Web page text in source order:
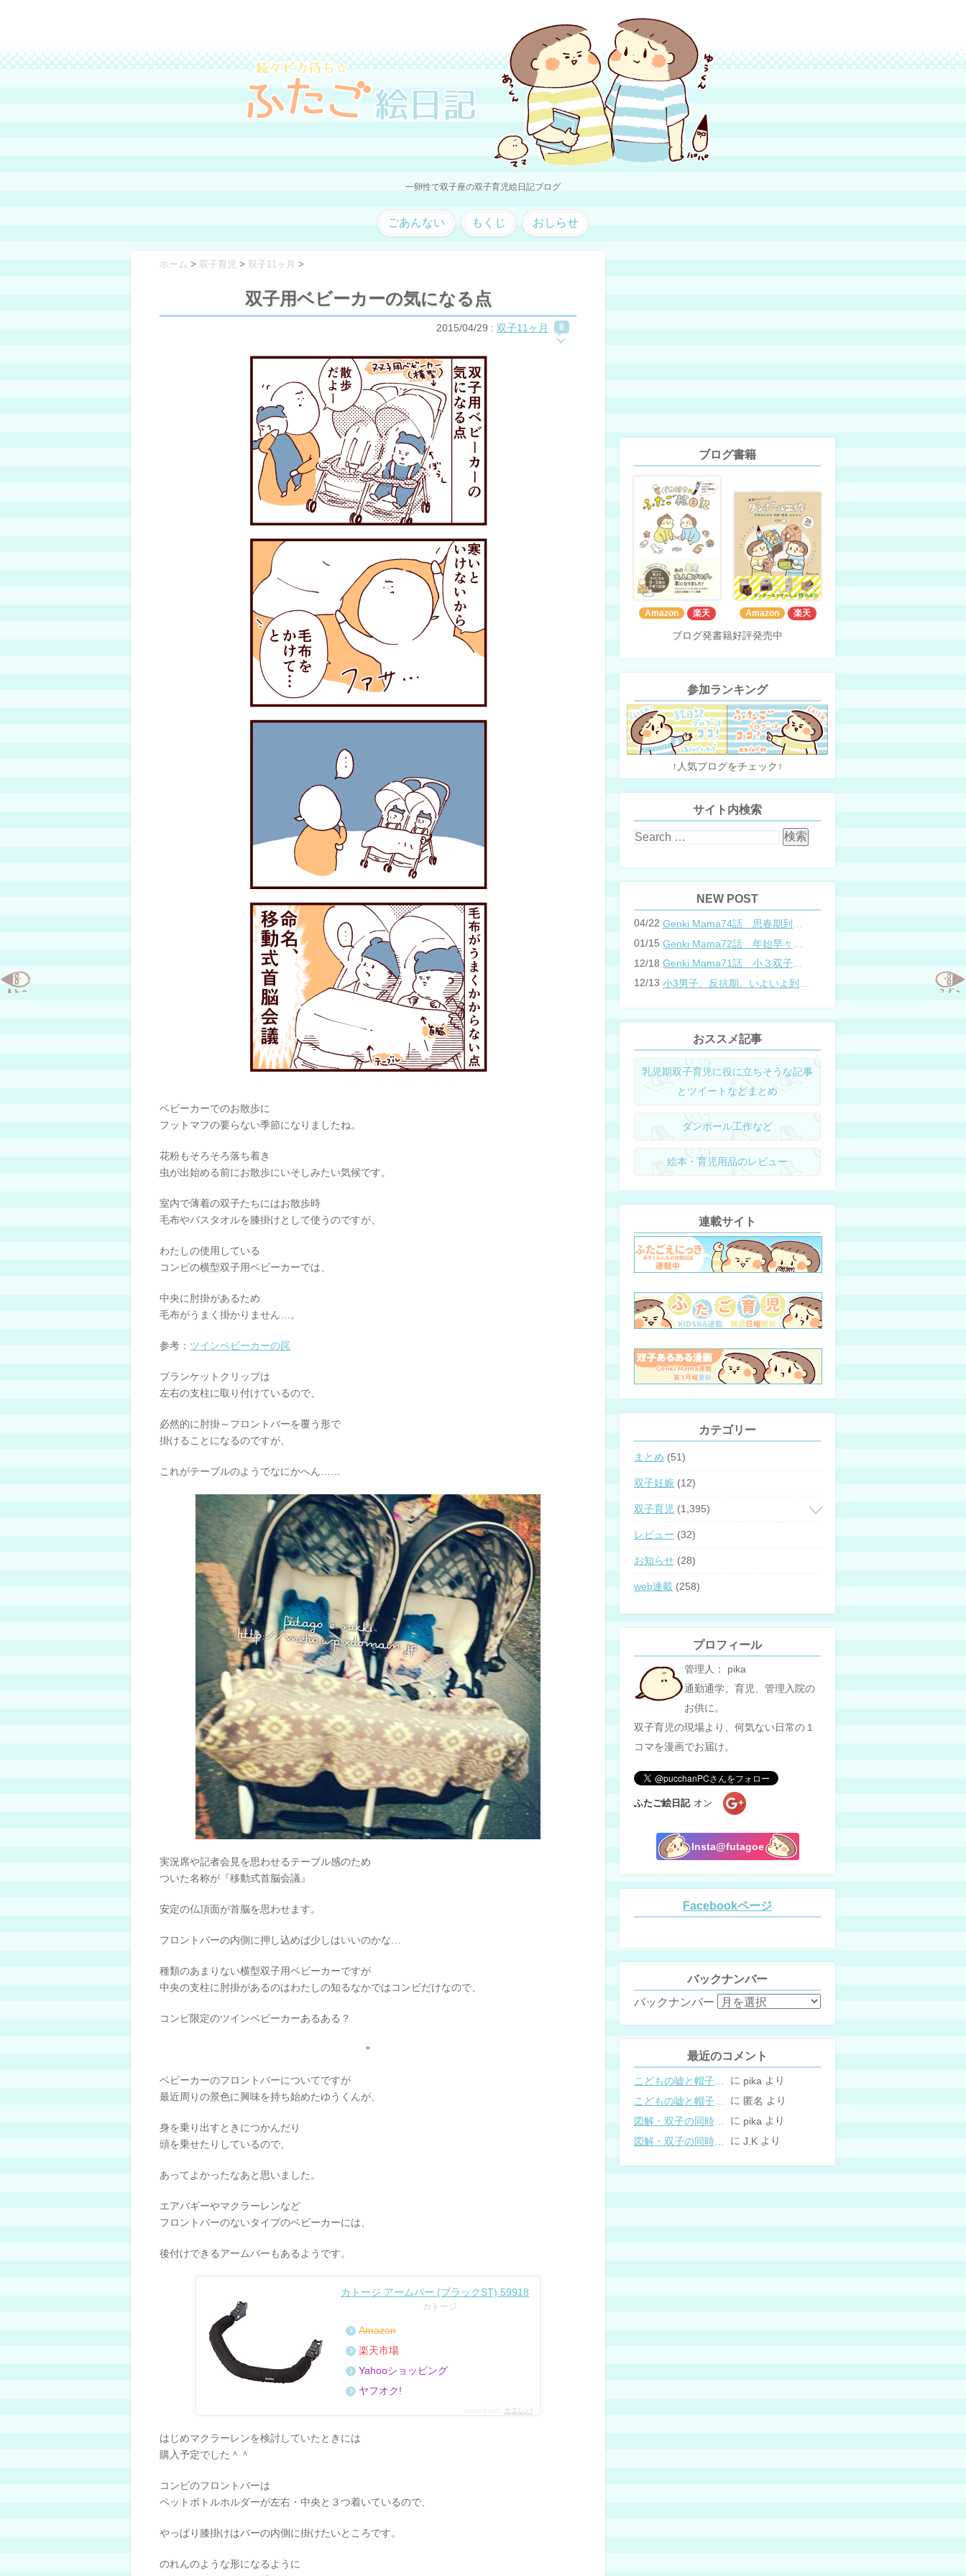
一卵性で双子座の双子育児絵日記ブログ
ごあんない もくじ おしらせ
ホーム > 双子育児 > 双子11ヶ月 >
双子用ベビーカーの気になる点
2015/04/29 : 双子11ヶ月 8
ベビーカーでのお散歩に
フットマフの要らない季節になりましたね。
花粉もそろそろ落ち着き
虫が出始める前にお散歩にいそしみたい気候です。
室内で薄着の双子たちにはお散歩時
毛布やバスタオルを膝掛けとして使うのですが、
わたしの使用している
コンビの横型双子用ベビーカーでは、
中央に肘掛があるため
毛布がうまく掛かりません…。
参考： ツインベビーカーの罠
ブランケットクリップは
左右の支柱に取り付けているので、
必然的に肘掛～フロントバーを覆う形で
掛けることになるのですが、
これがテーブルのようでなにかへん……
実況席や記者会見を思わせるテーブル感のため
ついた名称が『移動式首脳会議』
安定の仏頂面が首脳を思わせます。
フロントバーの内側に押し込めば少しはいいのかな…
種類のあまりない横型双子用ベビーカーですが
中央の支柱に肘掛があるのはわたしの知るなかではコンビだけなので、
コンビ限定のツインベビーカーあるある？
＊
ベビーカーのフロントバーについてですが
最近周りの景色に興味を持ち始めたゆうくんが、
身を乗り出すときにつかんだり
頭を乗せたりしているので、
あってよかったなあと思いました。
エアバギーやマクラーレンなど
フロントバーのないタイプのベビーカーには、
後付けできるアームバーもあるようです。
カトージ アームバー (ブラックST) 59918
カエレバ
カトージ
Amazon
楽天市場
Yahooショッピング
ヤフオク!
はじめマクラーレンを検討していたときには
購入予定でした＾＾
コンビのフロントバーは
ペットボトルホルダーが左右・中央と３つ着いているので、
やっぱり膝掛けはバーの内側に掛けたいところです。
のれんのような形になるように
ブログ書籍
Amazon 楽天 Amazon 楽天
ブログ発書籍好評発売中
参加ランキング
↑人気ブログをチェック↑
サイト内検索
NEW POST
04/22
01/15
12/18
Genki Mama71話 小３双子、添い寝の限界…？
12/13
おススメ記事
乳児期双子育児に役に立ちそうな記事
とツイートなどまとめ
ダンボール工作など
絵本・育児用品のレビュー
連載サイト
カテゴリー
まとめ (51)
双子妊娠 (12)
双子育児 (1,395)
レビュー (32)
お知らせ (28)
web連載 (258)
プロフィール
管理人： pika
通勤通学、育児、管理入院の
お供に。
双子育児の現場より、何気ない日常の１
コマを漫画でお届け。
ふたご絵日記 オン
Insta@futagoe
Facebookページ
バックナンバー
バックナンバー
最近のコメント
こどもの嘘と帽子の修復。キャップのツバが破れた時の直し方 に pika より
に 匿名 より
に pika より
に J.K より